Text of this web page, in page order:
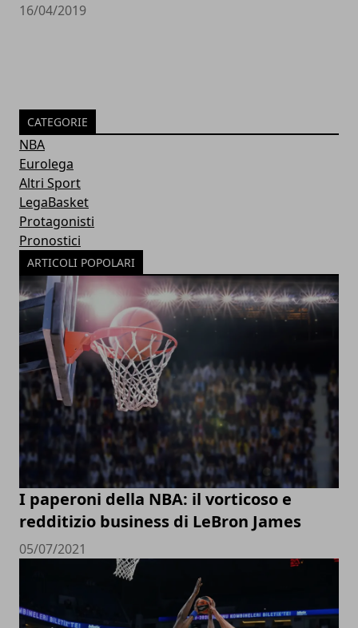
16/04/2019
CATEGORIE
NBA
Eurolega
Altri Sport
LegaBasket
Protagonisti
Pronostici
ARTICOLI POPOLARI
I paperoni della NBA: il vorticoso e
redditizio business di LeBron James
05/07/2021